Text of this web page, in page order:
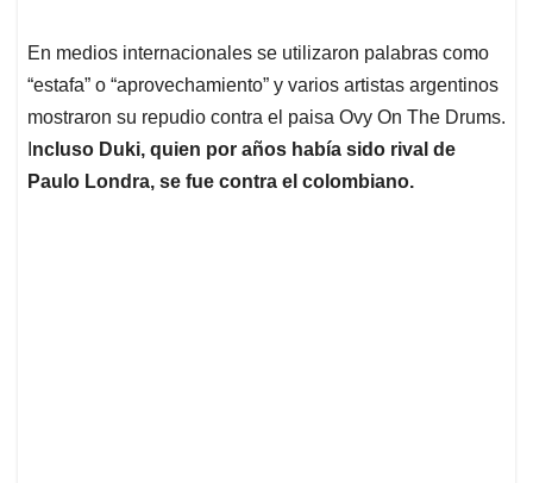
En medios internacionales se utilizaron palabras como
“estafa” o “aprovechamiento” y varios artistas argentinos
mostraron su repudio contra el paisa Ovy On The Drums.
ncluso Duki, quien por años había sido rival de
Paulo Londra, se fue contra el colombiano.